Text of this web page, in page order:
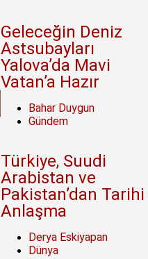
Geleceğin Deniz
Astsubayları
Yalova’da Mavi
Vatan’a Hazır
Bahar Duygun
Gündem
Türkiye, Suudi
Arabistan ve
Pakistan’dan Tarihi
Anlaşma
Derya Eskiyapan
Dünya